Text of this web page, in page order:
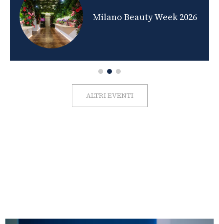
Milano Beauty Week 2026
ALTRI EVENTI